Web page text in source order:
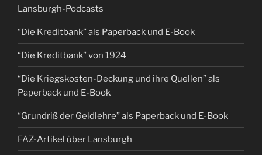
Lansburgh-Podcasts
“Die Kreditbank” als Paperback und E-Book
“Die Kreditbank” von 1924
“Die Kriegskosten-Deckung und ihre Quellen” als
Paperback und E-Book
“Grundriß der Geldlehre” als Paperback und E-Book
FAZ-Artikel über Lansburgh